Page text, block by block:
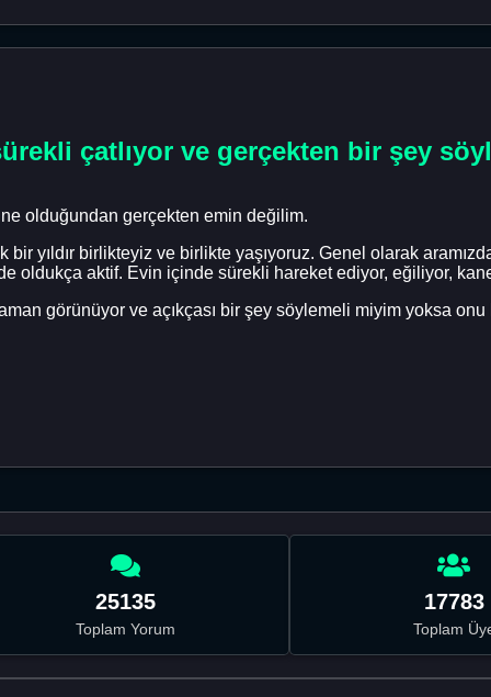
çatlıyor ve gerçekten bir şey
olduğundan gerçekten emin değilim.
bir yıldır birlikteyiz ve birlikte yaşıyoruz. Genel olarak
oldukça aktif. Evin içinde sürekli hareket ediyor, eğiliyor,
görünüyor ve açıkçası bir şey söylemeli miyim yoksa onu
25135
Toplam Yorum
17783
Toplam